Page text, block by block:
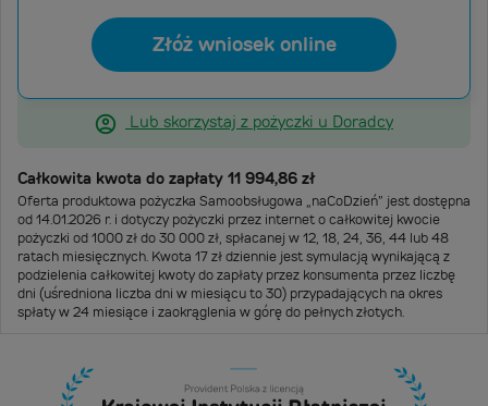
Złóż wniosek online
Lub skorzystaj z pożyczki u Doradcy
Całkowita kwota do zapłaty 11 994,86 zł
Oferta produktowa pożyczka Samoobsługowa „naCoDzień” jest dostępna
od 14.01.2026 r. i dotyczy pożyczki przez internet o całkowitej kwocie
pożyczki od 1000 zł do 30 000 zł, spłacanej w 12, 18, 24, 36, 44 lub 48
ratach miesięcznych. Kwota 17 zł dziennie jest symulacją wynikającą z
podzielenia całkowitej kwoty do zapłaty przez konsumenta przez liczbę
dni (uśredniona liczba dni w miesiącu to 30) przypadających na okres
spłaty w 24 miesiące i zaokrąglenia w górę do pełnych złotych.